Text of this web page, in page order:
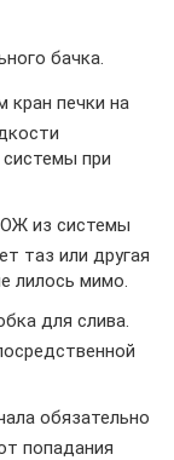
бачка.
кран печки на
при
ОЖ из системы
таз или другая
лилось мимо.
для слива.
обязательно
попадания